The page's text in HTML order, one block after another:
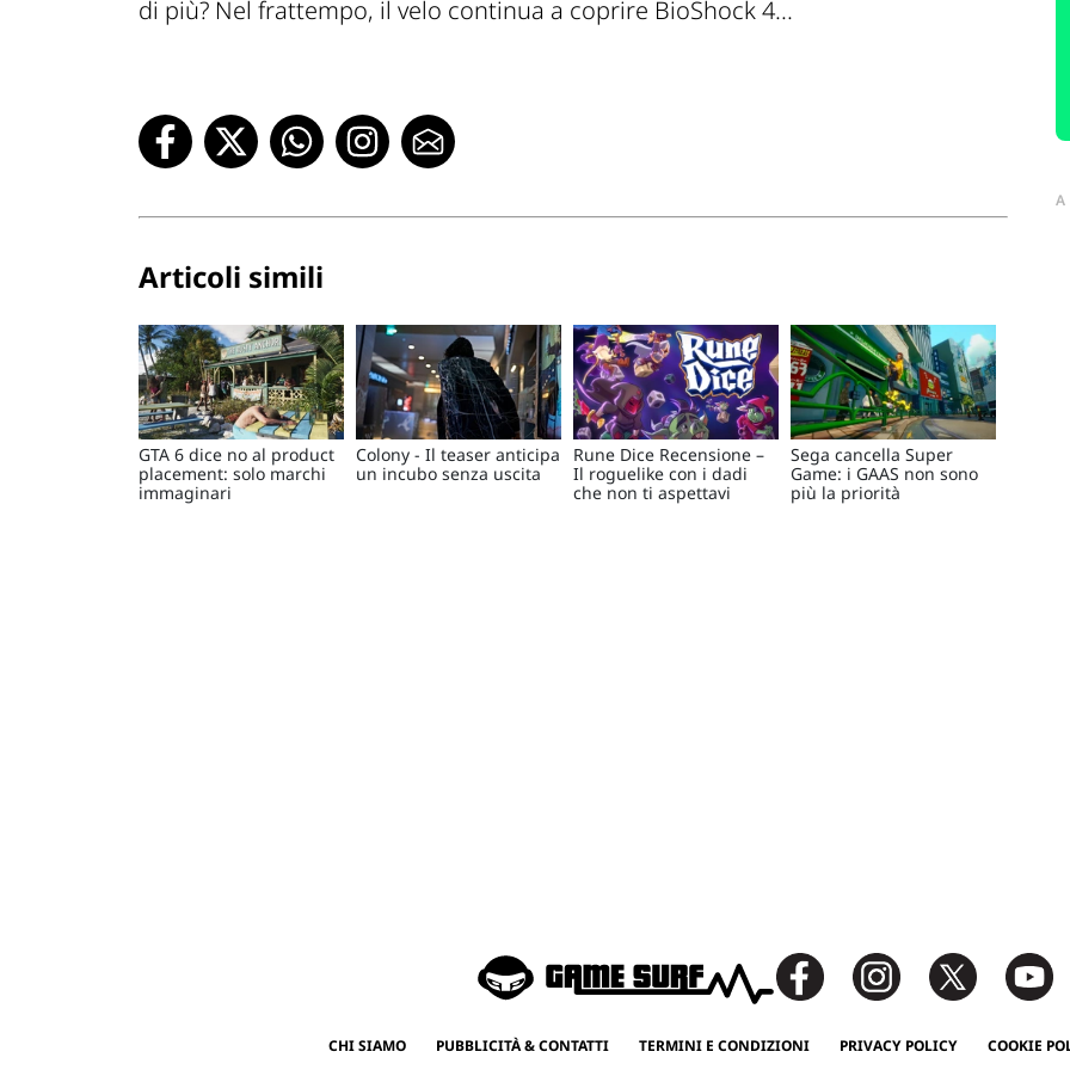
di più? Nel frattempo, il velo continua a coprire BioShock 4...
Articoli simili
GTA 6 dice no al product
placement: solo marchi
immaginari
Colony - Il teaser anticipa
un incubo senza uscita
Rune Dice Recensione –
Il roguelike con i dadi
che non ti aspettavi
Sega cancella Super
Game: i GAAS non sono
più la priorità
CHI SIAMO PUBBLICITÀ & CONTATTI TERMINI E CONDIZIONI PRIVACY POLICY COOKIE